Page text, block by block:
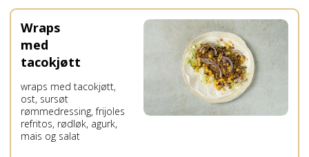
Wraps
med
tacokjøtt
wraps med tacokjøtt,
ost, sursøt
rømmedressing, frijoles
refritos, rødløk, agurk,
mais og salat